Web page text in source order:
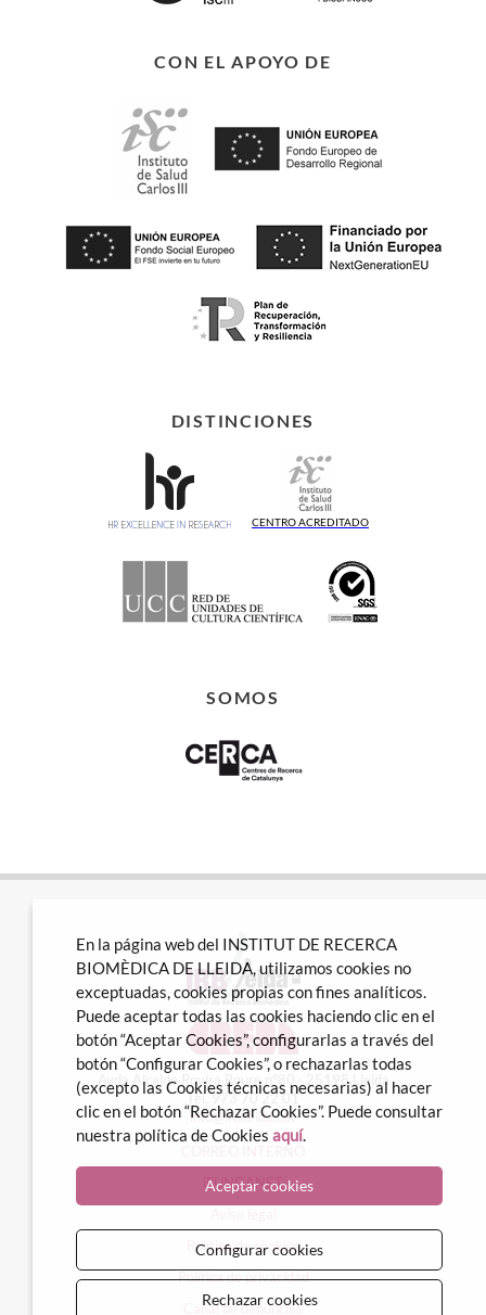
CON EL APOYO DE
DISTINCIONES
CENTRO ACREDITADO
SOMOS
Avda Alcalde Rovira Roure nº80 · 25198 Lleida
Tel. 973 70 22 01
info@irblleida.cat
iFUNDANET
Política de cookies
Política de privacidad
Canal de denuncias
En la página web del INSTITUT DE RECERCA
BIOMÈDICA DE LLEIDA, utilizamos cookies no
exceptuadas, cookies propias con fines analíticos.
Puede aceptar todas las cookies haciendo clic en el
botón “Aceptar Cookies”, configurarlas a través del
botón “Configurar Cookies”, o rechazarlas todas
(excepto las Cookies técnicas necesarias) al hacer
clic en el botón “Rechazar Cookies”. Puede consultar
nuestra política de Cookies aquí.
Aceptar cookies
Configurar cookies
Rechazar cookies